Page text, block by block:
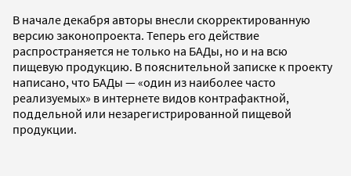
В начале декабря авторы внесли скорректированную
версию законопроекта. Теперь его действие
распространяется не только на БАДы, но и на всю
пищевую продукцию. В пояснительной записке к проекту
написано, что БАДы — «один из наиболее часто
реализуемых» в интернете видов контрафактной,
поддельной или незарегистрированной пищевой
продукции.